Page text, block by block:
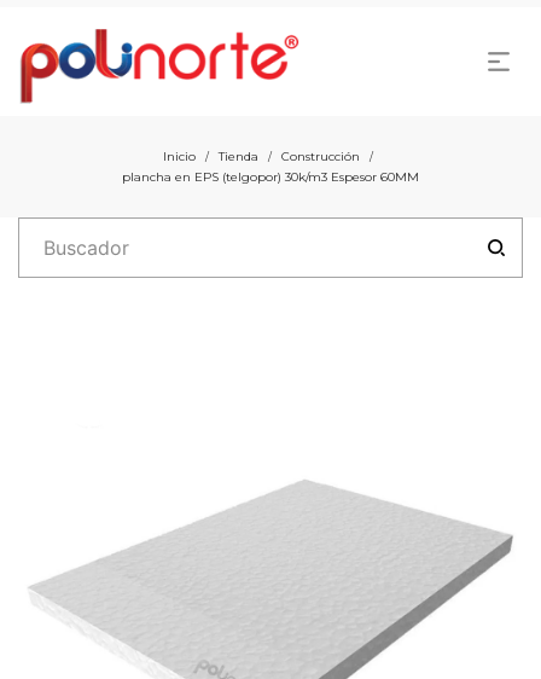
Inicio / Tienda / Construcción /
plancha en EPS (telgopor) 30k/m3 Espesor 60MM